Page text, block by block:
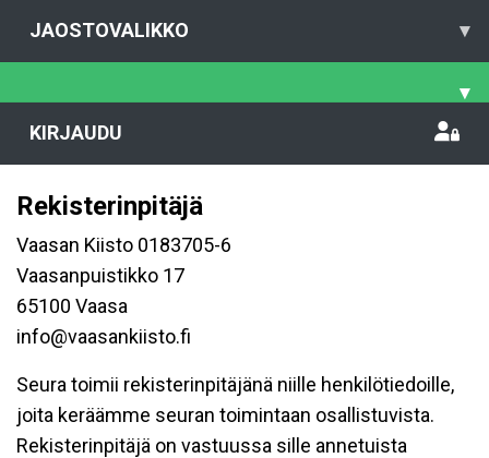
JAOSTOVALIKKO ▾
▾
KIRJAUDU
Rekisterinpitäjä
Vaasan Kiisto 0183705-6
Vaasanpuistikko 17
65100 Vaasa
info@vaasankiisto.fi
Seura toimii rekisterinpitäjänä niille henkilötiedoille,
joita keräämme seuran toimintaan osallistuvista.
Rekisterinpitäjä on vastuussa sille annetuista